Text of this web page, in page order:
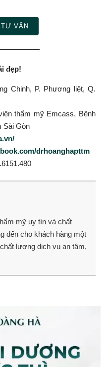
VẤN
đẹp!
Chinh, P. Phương liệt, Q.
thẩm mỹ Emcass, Bệnh
Sài Gòn
drhoanghapttm
mỹ uy tín và chất
đến cho khách hàng một
lượng dịch vụ an tâm,